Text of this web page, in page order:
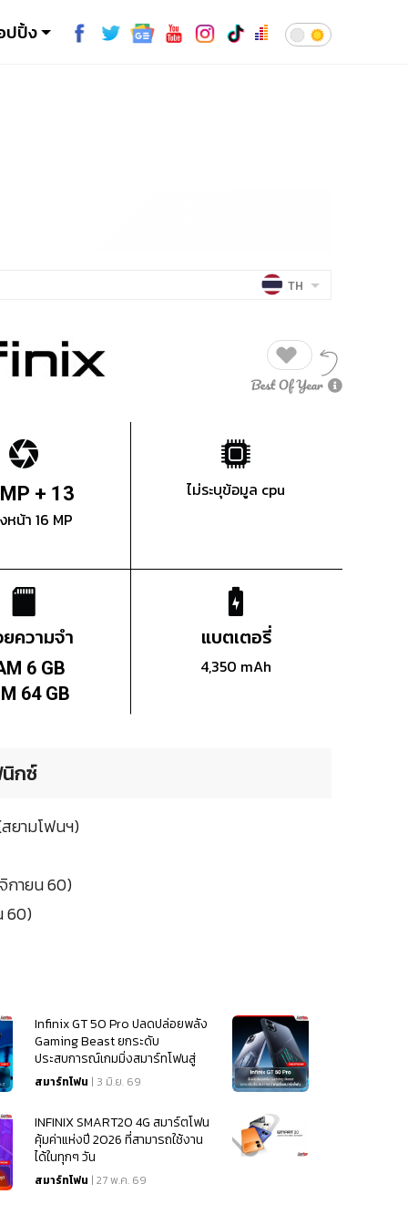
ปปิ้ง
TH
+ 13
หน้า 16 MP
ไม่ระบุข้อมูล cpu
ความจำ
6 GB
64 GB
แบตเตอรี่
4,350 mAh
กซ์
ยามโฟนฯ)
กายน 60)
60)
Infinix GT 50 Pro ปลดปล่อยพลัง
Gaming Beast ยกระดับ
ประสบการณ์เกมมิ่งสมาร์ทโฟนสู่
มิติใหม่
สมาร์ทโฟน | 3 มิ.ย. 69
INFINIX SMART20 4G สมาร์ตโฟน
คุ้มค่าแห่งปี 2026 ที่สามารถใช้งาน
ได้ในทุกๆ วัน
สมาร์ทโฟน | 27 พ.ค. 69